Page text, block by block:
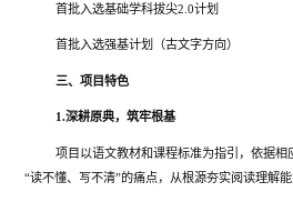
首批入选基础学科拔尖2.0计划
首批入选强基计划（古文字方向）
三、项目特色
1.深耕原典，筑牢根基
项目以语文教材和课程标准为指引，依据
“读不懂、写不清”的痛点，从根源夯实阅读理解能